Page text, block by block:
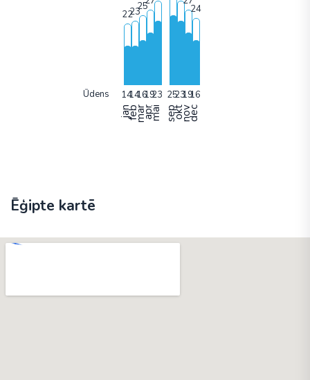
Ūdens
jan
febmaraprmai sep
oktnovdec
Ēģipte kartē